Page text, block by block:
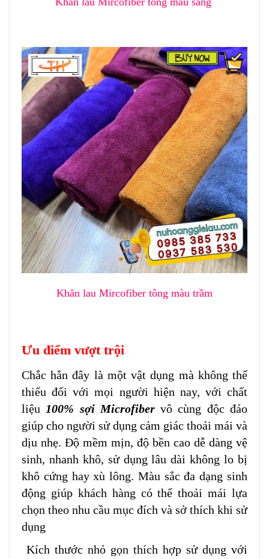
Khăn lau Mircofiber tông màu trầm
Ưu điểm vượt trội
Chắc hẳn đây là một vật dụng mà không thế
thiếu đối với mọi người hiện nay, với chất
liệu 100% sợi Microfibervô cùng độc đáo
giúp cho người sử dụng cảm giác thoải mái và
dịu nhẹ. Độ mềm mịn, độ bền cao dễ dàng vệ
sinh, nhanh khô, sử dụng lâu dài không lo bị
khô cứng hay xù lông. Màu sắc đa dạng sinh
động giúp khách hàng có thể thoải mái lựa
chọn theo nhu cầu mục đích và sở thích khi sử
dụng
Kích thước nhỏ gọn thích hợp sử dụng với